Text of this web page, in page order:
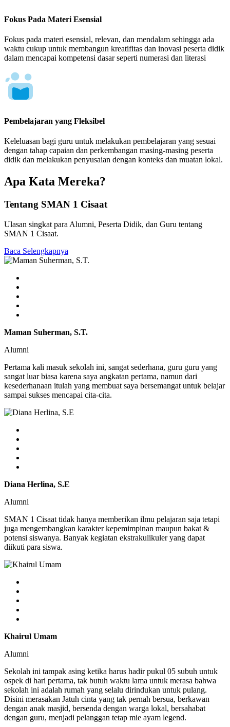
Fokus Pada Materi Esensial
Fokus pada materi esensial, relevan, dan mendalam sehingga ada
waktu cukup untuk membangun kreatifitas dan inovasi peserta didik
dalam mencapai kompetensi dasar seperti numerasi dan literasi
Pembelajaran yang Fleksibel
Keleluasan bagi guru untuk melakukan pembelajaran yang sesuai
dengan tahap capaian dan perkembangan masing-masing peserta
didik dan melakukan penyusaian dengan konteks dan muatan lokal.
Apa Kata Mereka?
Tentang SMAN 1 Cisaat
Ulasan singkat para Alumni, Peserta Didik, dan Guru tentang
SMAN 1 Cisaat.
Baca Selengkapnya
Maman Suherman, S.T.
Alumni
Pertama kali masuk sekolah ini, sangat sederhana, guru guru yang
sangat luar biasa karena saya angkatan pertama, namun dari
kesederhanaan itulah yang membuat saya bersemangat untuk belajar
sampai sukses mencapai cita-cita.
Diana Herlina, S.E
Alumni
SMAN 1 Cisaat tidak hanya memberikan ilmu pelajaran saja tetapi
juga mengembangkan karakter kepemimpinan maupun bakat &
potensi siswanya. Banyak kegiatan ekstrakulikuler yang dapat
diikuti para siswa.
Khairul Umam
Alumni
Sekolah ini tampak asing ketika harus hadir pukul 05 subuh untuk
ospek di hari pertama, tak butuh waktu lama untuk merasa bahwa
sekolah ini adalah rumah yang selalu dirindukan untuk pulang.
Disini merasakan Jatuh cinta yang tak pernah bersua, berkawan
dengan anak masjid, bersenda dengan warga lokal, bersahabat
dengan guru, menjadi pelanggan tetap mie ayam legend.